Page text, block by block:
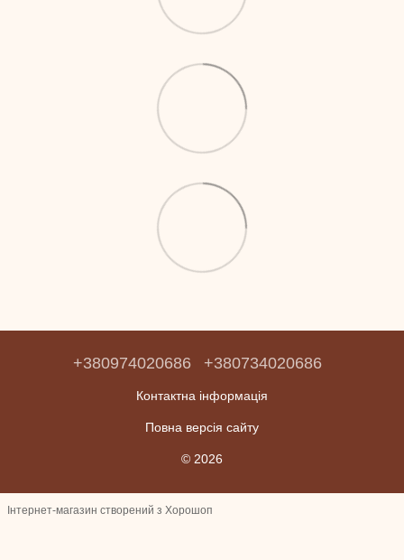
+380974020686 +380734020686
Контактна інформація
Повна версія сайту
© 2026
Інтернет-магазин створений з Хорошоп